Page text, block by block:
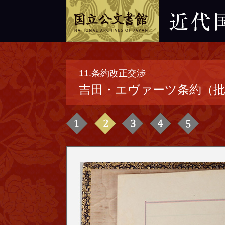
11.条約改正交渉
吉田・エヴァーツ条約（